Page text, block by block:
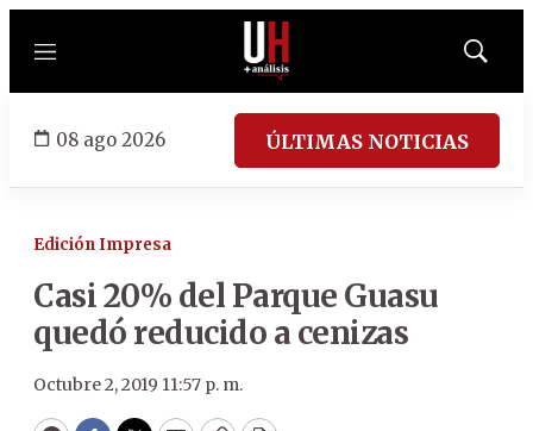
Menú
Mostrar
08 ago 2026 ÚLTIMAS NOTICIAS
Edición Impresa
Casi 20% del Parque Guasu
quedó reducido a cenizas
Octubre 2, 2019 11:57 p. m.